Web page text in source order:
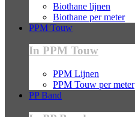
Biothane lijnen
Biothane per meter
PPM Touw
In PPM Touw
PPM Lijnen
PPM Touw per meter
PP Band